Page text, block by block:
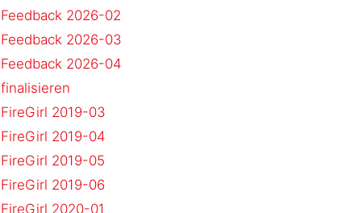
Feedback 2026-02
Feedback 2026-03
Feedback 2026-04
finalisieren
FireGirl 2019-03
FireGirl 2019-04
FireGirl 2019-05
FireGirl 2019-06
FireGirl 2020-01